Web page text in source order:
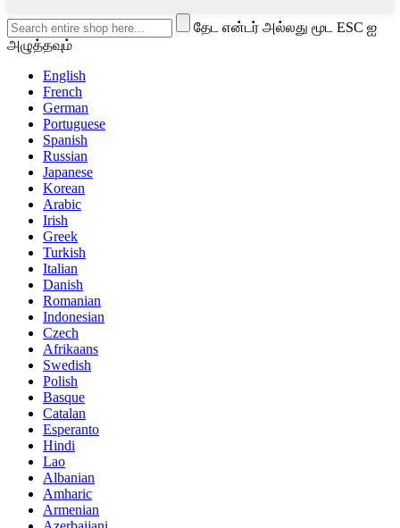
தேட என்டர் அல்லது மூட ESC ஐ
அழுத்தவும்
English
French
German
Portuguese
Spanish
Russian
Japanese
Korean
Arabic
Irish
Greek
Turkish
Italian
Danish
Romanian
Indonesian
Czech
Afrikaans
Swedish
Polish
Basque
Catalan
Esperanto
Hindi
Lao
Albanian
Amharic
Armenian